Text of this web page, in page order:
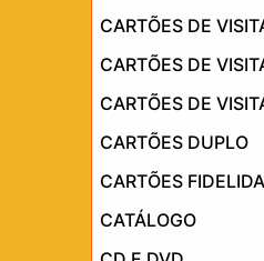
CARTÕES DE
CARTÕES DE
CARTÕES DE
CARTÕES DUPLO
CARTÕES
CATÁLOGO